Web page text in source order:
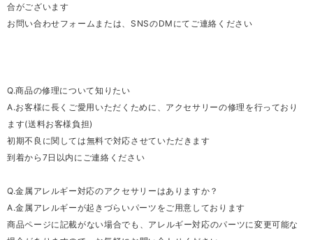
合がございます
お問い合わせフォームまたは、SNSのDMにてご連絡ください
Q.商品の修理について知りたい
A.お客様に長くご愛用いただくために、アクセサリーの修理を行っており
ます(送料お客様負担)
初期不良に関しては無料で対応させていただきます
到着から7日以内にご連絡ください
Q.金属アレルギー対応のアクセサリーはありますか？
A.金属アレルギーが起きづらいパーツをご用意しております
商品ページに記載がない場合でも、アレルギー対応のパーツに変更可能な